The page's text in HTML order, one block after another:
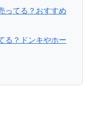
ってる？おすすめ
る？ドンキやホー